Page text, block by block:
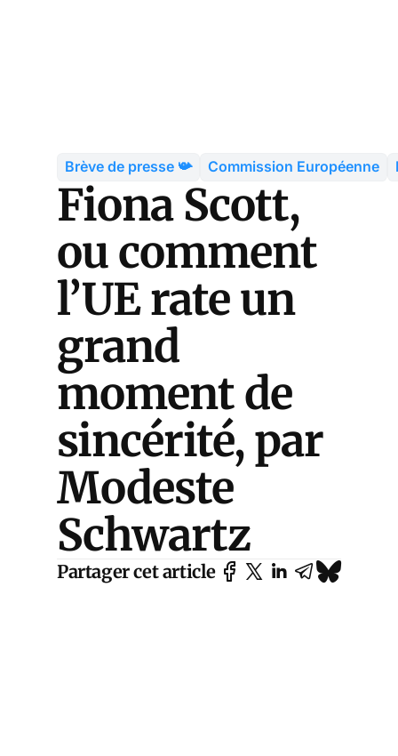
Brève de presse 📯 Commission Européenne
Fiona Scott,
ou comment
l’UE rate un
grand
moment de
sincérité, par
Modeste
Schwartz
Partager cet article